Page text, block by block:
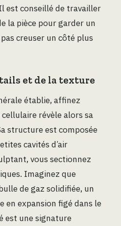
est conseillé de travailler
la pièce pour garder un
creuser un côté plus
et de la texture
établie, affinez
révèle alors sa
structure est composée
cavités d’air
vous sectionnez
Imaginez que
de gaz solidifiée, un
en expansion figé dans le
est une signature